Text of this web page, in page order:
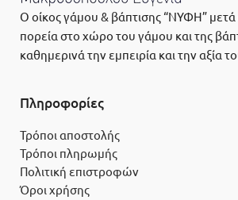
Ο οίκος γάμου & βάπτισης “ΝΥΦΗ”
πορεία στο χώρο του γάμου και της
καθημερινά την εμπειρία και την αξία
Πληροφορίες
Τρόποι αποστολής
Τρόποι πληρωμής
Πολιτική επιστροφών
Όροι χρήσης